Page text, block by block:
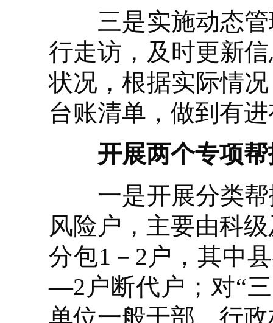
三是实施动态管
行走访，及时更新
状况，根据实际情
台账清单，做到有
开展两个专项
一是开展分类帮
风险户，主要由科
分包1－2户，其中
—2户断代户；对“
单位一般干部、行